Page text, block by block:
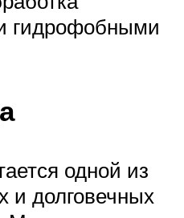
гидрофобными
одной из
и долговечных